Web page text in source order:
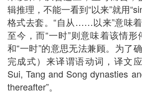
辑推理，不能一看到“以来”就用
格式去套。“自从……以来”意味
至今，而“一时”则意味着该情
和“一时”的意思无法兼顾。为了
完成式）来译谓语动词，译文
Sui, Tang and Song dynasties
thereafter”。